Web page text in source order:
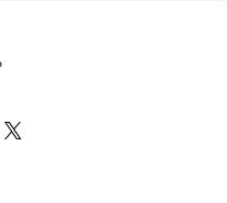
pulgadas personalizados con